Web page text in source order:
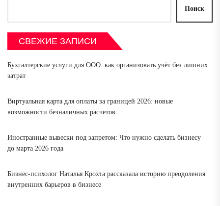
Поиск
СВЕЖИЕ ЗАПИСИ
Бухгалтерские услуги для ООО: как организовать учёт без лишних
затрат
Виртуальная карта для оплаты за границей 2026: новые
возможности безналичных расчетов
Иностранные вывески под запретом: Что нужно сделать бизнесу
до марта 2026 года
Бизнес-психолог Наталья Крохта рассказала историю преодоления
внутренних барьеров в бизнесе